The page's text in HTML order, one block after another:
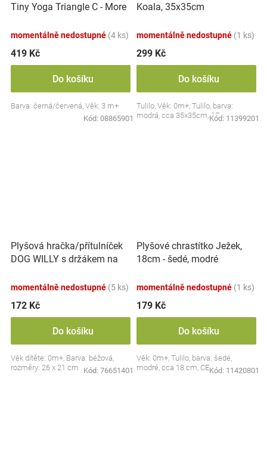
Tiny Yoga Triangle C - More
BabyOno
momentálně nedostupné (4 ks)
419 Kč
Do košíku
Barva: černá/červená, Věk: 3 m+
Kód: 08865901
Koala, 35x35cm
momentálně nedostupné (1 ks)
299 Kč
Do košíku
Tulilo, Věk: 0m+, Tulilo, barva:
modrá, cca 35x35cm, CE
Kód: 11399201
Plyšová hračka/přítulníček
DOG WILLY s držákem na
momentálně nedostupné (5 ks)
172 Kč
Do košíku
Věk dítěte: 0m+, Barva: béžová,
rozměry: 26 x 21 cm
Kód: 76651401
Plyšové chrastítko Ježek,
18cm - šedé, modré
momentálně nedostupné (1 ks)
179 Kč
Do košíku
Věk: 0m+, Tulilo, barva: šedé,
modré, cca 18 cm, CEKód: 11420801